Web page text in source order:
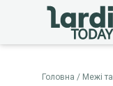
Головна Межі